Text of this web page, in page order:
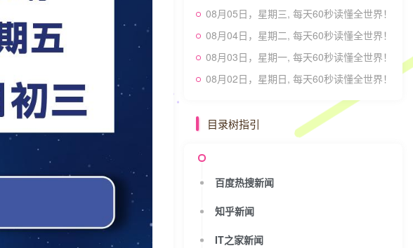
08月05日，星期三, 每天60秒读懂全世界！
08月04日，星期二, 每天60秒读懂全世界！
08月03日，星期一, 每天60秒读懂全世界！
08月02日，星期日, 每天60秒读懂全世界！
目录树指引
百度热搜新闻
知乎新闻
IT之家新闻